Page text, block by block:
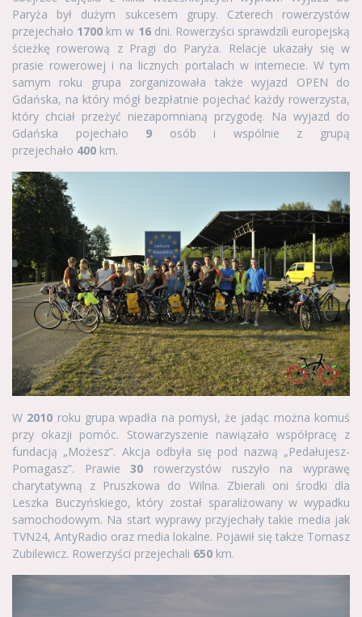
Paryża był dużym sukcesem grupy. Czterech rowerzystów
przejechało 1700 km w 16dni. Rowerzyści sprawdzili europejską
ścieżkę rowerową z Pragi do Paryża. Relacje ukazały się w
prasie rowerowej i na licznych portalach w internecie. W tym
samym roku grupa zorganizowała także wyjazd OPEN do
Gdańska, na który mógł bezpłatnie pojechać każdy rowerzysta,
który chciał przeżyć niezapomnianą przygodę. Na wyjazd do
Gdańska pojechało 9 osób i wspólnie z grupą
przejechało 400 km.
W 2010 roku grupa wpadła na pomysł, że jadąc można komuś
przy okazji pomóc. Stowarzyszenie nawiązało współpracę z
fundacją „Możesz”. Akcja odbyła się pod nazwą „Pedałujesz-
Pomagasz”. Prawie30 rowerzystów ruszyło na wyprawę
charytatywną z Pruszkowa do Wilna. Zbierali oni środki dla
Leszka Buczyńskiego, który został sparaliżowany w wypadku
samochodowym. Na start wyprawy przyjechały takie media jak
TVN24, AntyRadio oraz media lokalne. Pojawił się także Tomasz
Zubilewicz. Rowerzyści przejechali 650 km.